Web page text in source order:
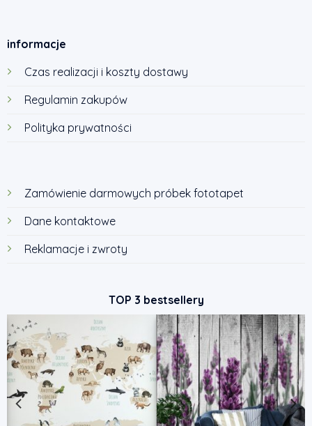
informacje
Czas realizacji i koszty dostawy
Regulamin zakupów
Polityka prywatności
Zamówienie darmowych próbek fototapet
Dane kontaktowe
Reklamacje i zwroty
TOP 3 bestsellery